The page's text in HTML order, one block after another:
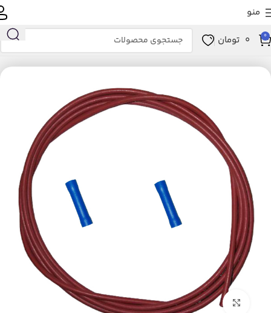
منو
0
0 تومان
خانه لوازم خانگی برقی تهویه، سرمایش و گرمایش
بزرگنمایی تصویر